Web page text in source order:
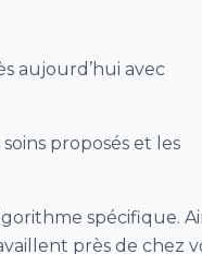
aujourd’hui avec
proposés et les
spécifique.
près de chez